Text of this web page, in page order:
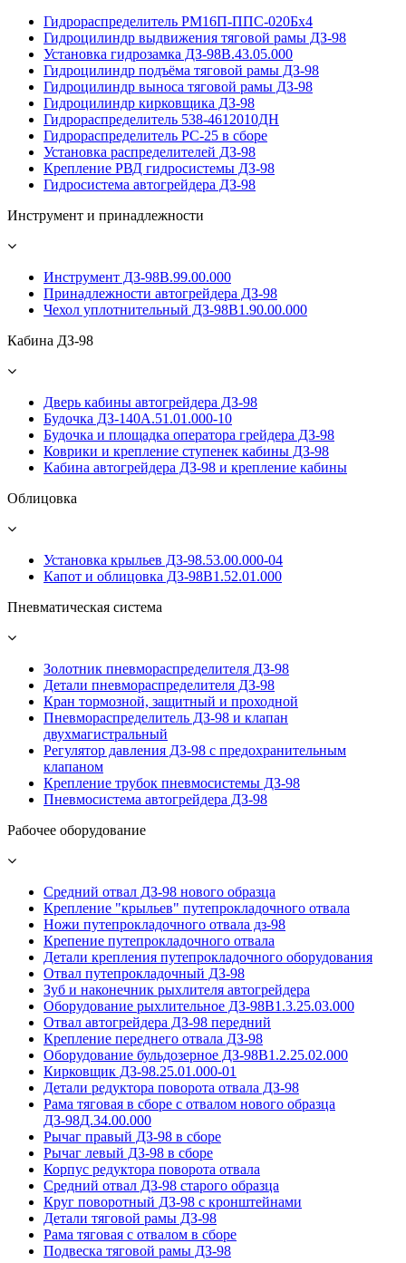
Гидрораспределитель РМ16П-ППС-020Бх4
Гидроцилиндр выдвижения тяговой рамы ДЗ-98
Установка гидрозамка ДЗ-98В.43.05.000
Гидроцилиндр подъёма тяговой рамы ДЗ-98
Гидроцилиндр выноса тяговой рамы ДЗ-98
Гидроцилиндр кирковщика ДЗ-98
Гидрораспределитель 538-4612010ДН
Гидрораспределитель PС-25 в сборе
Установка распределителей ДЗ-98
Крепление РВД гидросистемы ДЗ-98
Гидросистема автогрейдера ДЗ-98
Инструмент и принадлежности
Инструмент ДЗ-98В.99.00.000
Принадлежности автогрейдера ДЗ-98
Чехол уплотнительный ДЗ-98В1.90.00.000
Кабина ДЗ-98
Дверь кабины автогрейдера ДЗ-98
Будочка ДЗ-140А.51.01.000-10
Будочка и площадка оператора грейдера ДЗ-98
Коврики и крепление ступенек кабины ДЗ-98
Кабина автогрейдера ДЗ-98 и крепление кабины
Облицовка
Установка крыльев ДЗ-98.53.00.000-04
Капот и облицовка ДЗ-98В1.52.01.000
Пневматическая система
Золотник пневмораспределителя ДЗ-98
Детали пневмораспределителя ДЗ-98
Кран тормозной, защитный и проходной
Пневмораспределитель ДЗ-98 и клапан
двухмагистральный
Регулятор давления ДЗ-98 с предохранительным
клапаном
Крепление трубок пневмосистемы ДЗ-98
Пневмосистема автогрейдера ДЗ-98
Рабочее оборудование
Средний отвал ДЗ-98 нового образца
Крепление "крыльев" путепрокладочного отвала
Ножи путепрокладочного отвала дз-98
Крепение путепрокладочного отвала
Детали крепления путепрокладочного оборудования
Отвал путепрокладочный ДЗ-98
Зуб и наконечник рыхлителя автогрейдера
Оборудование рыхлительное ДЗ-98В1.3.25.03.000
Отвал автогрейдера ДЗ-98 передний
Крепление переднего отвала ДЗ-98
Оборудование бульдозерное ДЗ-98В1.2.25.02.000
Кирковщик ДЗ-98.25.01.000-01
Детали редуктора поворота отвала ДЗ-98
Рама тяговая в сборе с отвалом нового образца
ДЗ-98Д.34.00.000
Рычаг правый ДЗ-98 в сборе
Рычаг левый ДЗ-98 в сборе
Корпус редуктора поворота отвала
Средний отвал ДЗ-98 старого образца
Круг поворотный ДЗ-98 с кронштейнами
Детали тяговой рамы ДЗ-98
Рама тяговая с отвалом в сборе
Подвеска тяговой рамы ДЗ-98